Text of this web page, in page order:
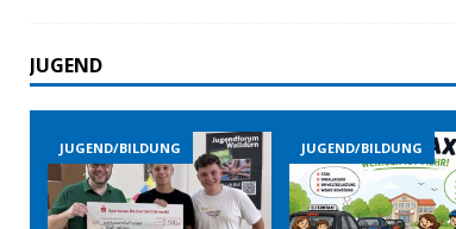
JUGEND
JUGEND/BILDUNG JUGEND/BILDUNG